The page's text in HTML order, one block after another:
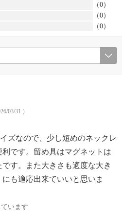
（0）
（0）
（0）
03/31 ）
ズなので、少し短めのネックレ
です。留め具はマグネットは
す。また大きさも適度な大き
も適応出来ていいと思いま
います